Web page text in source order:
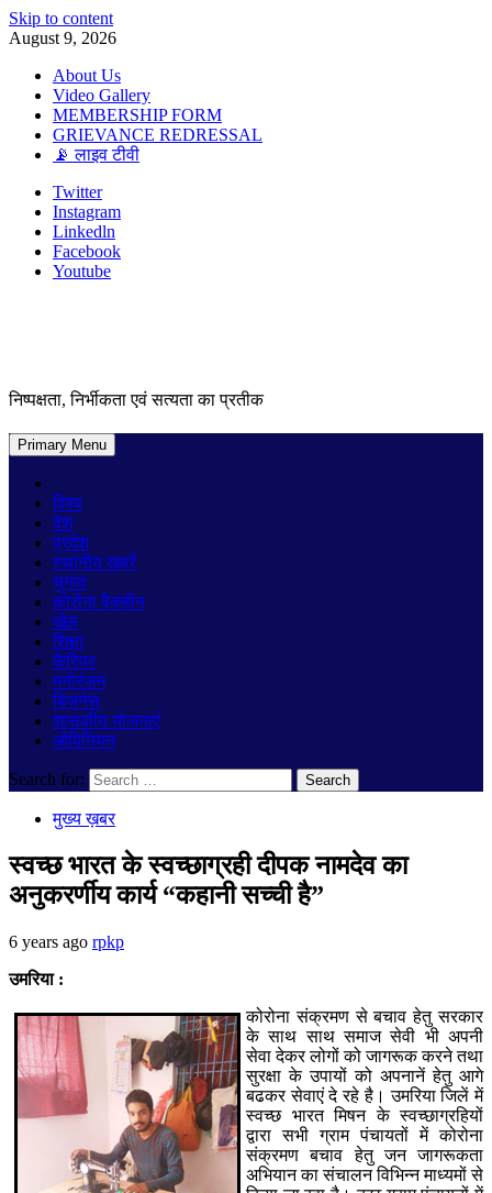
Skip to content
August 9, 2026
About Us
Video Gallery
MEMBERSHIP FORM
GRIEVANCE REDRESSAL
📡 लाइव टीवी
Twitter
Instagram
Linkedln
Facebook
Youtube
निष्पक्षता, निर्भीकता एवं सत्यता का प्रतीक
Primary Menu
विश्व
देश
प्रदेश
स्थानीय खबरें
चुनाव
कोरोना वैक्सीन
खेल
शिक्षा
कैरियर
मनोरंजन
बिज़नेस
शासकीय योजनाएं
ओपिनियन
Search for:
मुख्य ख़बर
स्वच्छ भारत के स्वच्छाग्रही दीपक नामदेव का
अनुकरर्णीय कार्य “कहानी सच्ची है”
6 years ago rpkp
उमरिया :
कोरोना संक्रमण से बचाव हेतु सरकार
के साथ साथ समाज सेवी भी अपनी
सेवा देकर लोगों को जागरूक करने तथा
सुरक्षा के उपायों को अपनानें हेतु आगे
बढकर सेवाएं दे रहे है। उमरिया जिलें में
स्वच्छ भारत मिषन के स्वच्छाग्रहियों
द्वारा सभी ग्राम पंचायतों में कोरोना
संक्रमण बचाव हेतु जन जागरूकता
अभियान का संचालन विभिन्न माध्यमों से